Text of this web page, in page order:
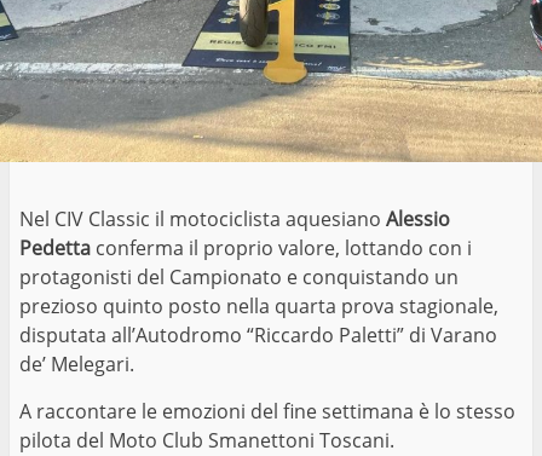
Nel CIV Classic il motociclista aquesiano Alessio
Pedetta conferma il proprio valore, lottando con i
protagonisti del Campionato e conquistando un
prezioso quinto posto nella quarta prova stagionale,
disputata all’Autodromo “Riccardo Paletti” di Varano
de’ Melegari.
A raccontare le emozioni del fine settimana è lo stesso
pilota del Moto Club Smanettoni Toscani.